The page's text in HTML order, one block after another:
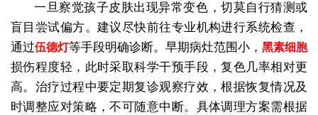
一旦察觉孩子皮肤出现异常变色，切莫自行猜测或
盲目尝试偏方。建议尽快前往专业机构进行系统检查，
通过伍德灯等手段明确诊断。早期病灶范围小，黑素细胞
损伤程度轻，此时采取科学干预手段，复色几率相对更
高。治疗过程中要定期复诊观察疗效，根据恢复情况及
时调整应对策略，不可随意中断。具体调理方案需根据